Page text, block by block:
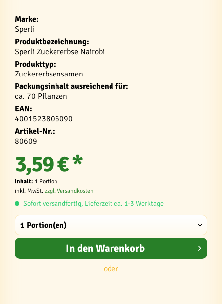
Marke:
Sperli
Produktbezeichnung:
Sperli Zuckererbse Nairobi
Produkttyp:
Zuckererbsensamen
Packungsinhalt ausreichend für:
ca. 70 Pflanzen
EAN:
4001523806090
Artikel-Nr.:
80609
3,59 € *
Inhalt: 1 Portion
inkl. MwSt. zzgl. Versandkosten
Sofort versandfertig, Lieferzeit ca. 1-3 Werktage
In den Warenkorb
oder